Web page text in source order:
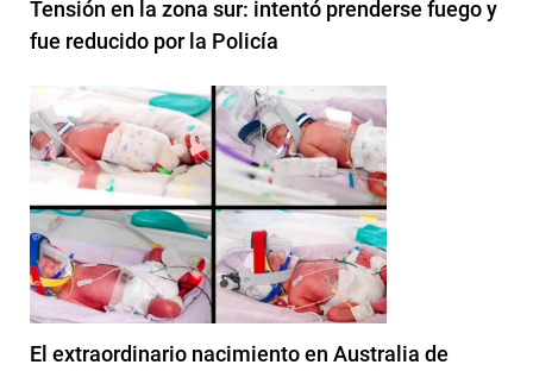
Tensión en la zona sur: intentó prenderse fuego y
fue reducido por la Policía
El extraordinario nacimiento en Australia de